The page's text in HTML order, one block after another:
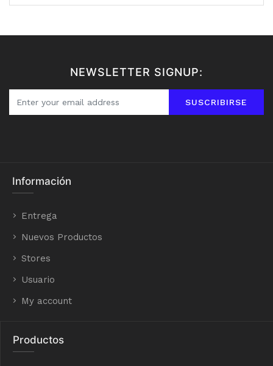
NEWSLETTER SIGNUP:
SUSCRIBIRSE
Información
Entrega
Nuevos Productos
Stores
Usuario
My account
Productos